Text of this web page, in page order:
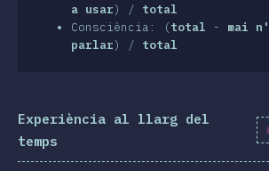
a usar) / total
Consciència: (total - mai
parlar) / total
Experiència al llarg del
temps